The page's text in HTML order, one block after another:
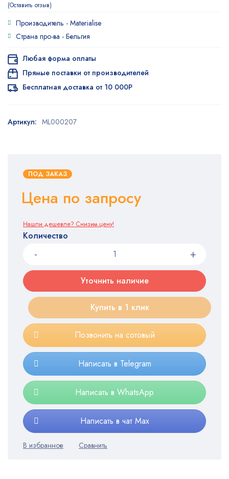
Оставить отзыв
Производитель - Materialise
Страна про-ва - Бельгия
ПОД ЗАКАЗ
Цена по запросу
Нашли дешевле? Снизим цену!
Количество
Уточнить наличие
Купить в 1 клик
Позвонить на сотовый
Написать в Telegram
Написать в WhatsApp
Написать в чат Max
Любая форма оплаты
Прямые поставки от производителей
Бесплатная доставка от 10 000Р
Артикул: ML000207